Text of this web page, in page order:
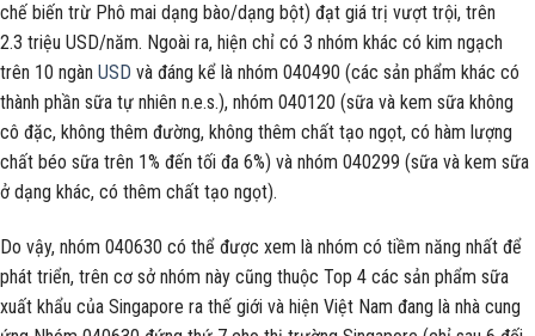
chế biến trừ Phô mai dạng bào/dạng bột) đạt giá trị vượt trội, trên
2.3 triệu USD/năm. Ngoài ra, hiện chỉ có 3 nhóm khác có kim ngạch
trên 10 ngàn USD và đáng kể là nhóm 040490 (các sản phẩm khác có
thành phần sữa tự nhiên n.e.s.), nhóm 040120 (sữa và kem sữa không
cô đặc, không thêm đường, không thêm chất tạo ngọt, có hàm lượng
chất béo sữa trên 1% đến tối đa 6%) và nhóm 040299 (sữa và kem sữa
ở dạng khác, có thêm chất tạo ngọt).
Do vậy, nhóm 040630 có thể được xem là nhóm có tiềm năng nhất để
phát triển, trên cơ sở nhóm này cũng thuộc Top 4 các sản phẩm sữa
xuất khẩu của Singapore ra thế giới và hiện Việt Nam đang là nhà cung